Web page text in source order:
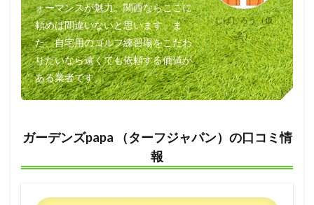
しばじろう（仮
名）
ォーマンスが魅力。関西ならここに
頼めば間違いないと思います。ま
た、自宅用のゴルフ練習場をこだわ
りたいなら遠くても依頼する価値が
ある業者です。
ガーデンズpapa （ターフジャパン）の口コミ情
報